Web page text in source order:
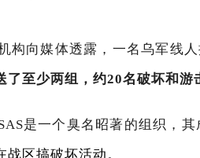
构向媒体透露，一名乌军线
至少两组，约20名破坏和游
是一个臭名昭著的组织，
区搞破坏活动。